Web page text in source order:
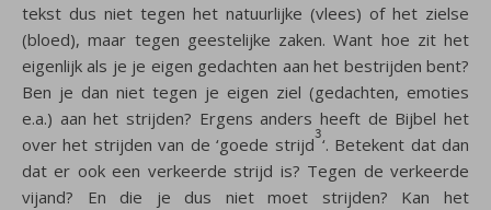
tekst dus niet tegen het natuurlijke (vlees) of het zielse
(bloed), maar tegen geestelijke zaken. Want hoe zit het
eigenlijk als je je eigen gedachten aan het bestrijden bent?
Ben je dan niet tegen je eigen ziel (gedachten, emoties
e.a.) aan het strijden? Ergens anders heeft de Bijbel het
over het strijden van de ‘goede strijd3‘. Betekent dat dan
dat er ook een verkeerde strijd is? Tegen de verkeerde
vijand? En die je dus niet moet strijden? Kan het